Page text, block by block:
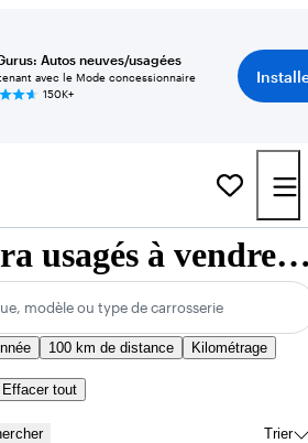
Autos neuves/usagées
avec le Mode concessionnaire
150K+
Nissan Xterra usagés à vendre
modèle ou type de carrosserie
100 km de distance Kilométrage
Effacer tout
Trier